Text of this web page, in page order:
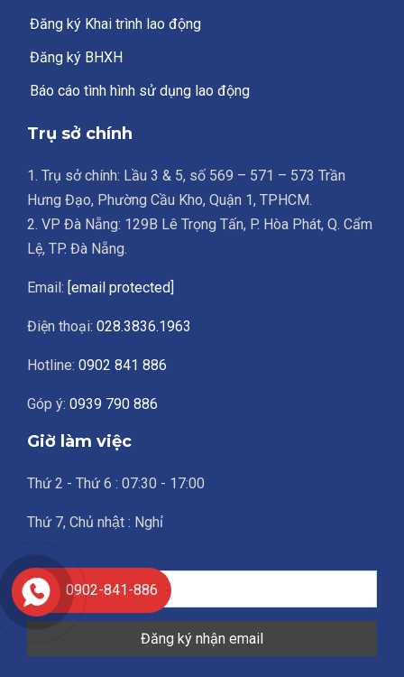
Đăng ký Khai trình lao động
Đăng ký BHXH
Báo cáo tình hình sử dụng lao động
Trụ sở chính
1. Trụ sở chính: Lầu 3 & 5, số 569 – 571 – 573 Trần
Hưng Đạo, Phường Cầu Kho, Quận 1, TPHCM.
2. VP Đà Nẵng: 129B Lê Trọng Tấn, P. Hòa Phát, Q. Cẩm
Lệ, TP. Đà Nẵng.
Email: [email protected]
Điện thoại: 028.3836.1963
Hotline: 0902 841 886
Góp ý: 0939 790 886
Giờ làm việc
Thứ 2 - Thứ 6 : 07:30 - 17:00
Thứ 7, Chủ nhật : Nghỉ
0902-841-886